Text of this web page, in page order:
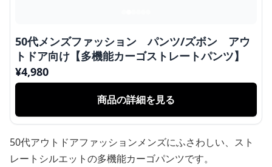
50代メンズファッション パンツ/ズボン アウ
トドア向け【多機能カーゴストレートパンツ】
¥4,980
商品の詳細を見る
50代アウトドアファッションメンズにふさわしい、スト
レートシルエットの多機能カーゴパンツです。